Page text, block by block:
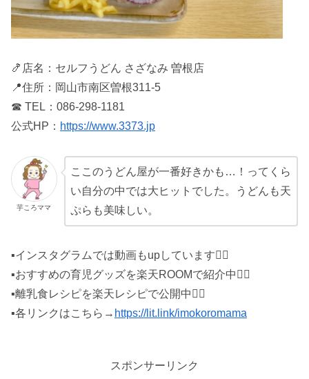
🍤店名：セルフうどん さざなみ 曽根店
📍住所：岡山市南区曽根311-5
☎ TEL：086-298-1181
公式HP： https://www.3373.jp
芋ころママ
ここのうどん屋が一番好きかも…！ってくら
い自分の中では大ヒットでした。うどんも天
ぷらも美味しい。
▪インスタグラムでは動画もupしています♡⃛
▪おすすめの育児グッズを楽天ROOMで紹介中♡⃛
▪離乳食レシピを楽天レシピで公開中♡⃛
▪各リンクはこちら→ https://lit.link/imokoromama
スポンサーリンク